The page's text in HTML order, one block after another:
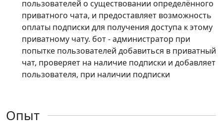
пользователей о существовании определённого
приватного чата, и предоставляет возможность
оплаты подписки для получения доступа к этому
приватному чату. бот - администратор при
попытке пользователей добавиться в приватный
чат, проверяет на наличие подписки и добавляет
пользователя, при наличии подписки
Опыт